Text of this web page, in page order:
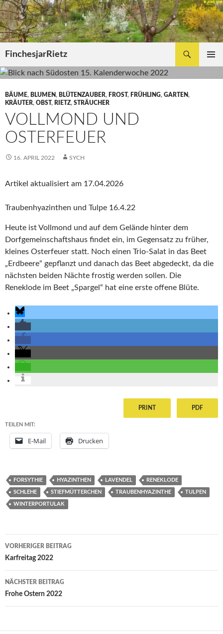
Zum
Inhalt
springen
FinchesjarRietz
BÄUME, BLUMEN, BLÜTENZAUBER, FROST, FRÜHLING, GARTEN,
KRÄUTER, OBST, RIETZ, STRÄUCHER
VOLLMOND UND
OSTERFEUER
16. APRIL 2022 SYCH
Artikel aktualisiert am 17.04.2026
Traubenhyazinthen und Tulpe 16.4.22
Heute ist Vollmond und auf dem Gelände hinter dem
Dorfgemeinschaftshaus findet ein, im Gegensatz zu früher,
kleines Osterfeuer statt. Noch einen Trio-Salat in das Beet
„Erdbeere“ gepflanzt und danach das Beet abgedeckt, da die
nächsten beiden Nächte frostig werden sollen. Die
Reneklode im Beet „Spargel“ hat eine erste offene Blüte.
PRINT PDF
TEILEN MIT:
E-Mail Drucken
FORSYTHIE HYAZINTHEN LAVENDEL RENEKLODE
SCHLEHE STIEFMÜTTERCHEN TRAUBENHYAZINTHE TULPEN
WINTERPORTULAK
Beitragsnavigation
VORHERIGER BEITRAG
Karfreitag 2022
NÄCHSTER BEITRAG
Frohe Ostern 2022